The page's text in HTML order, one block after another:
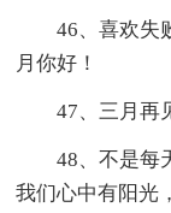
46、喜欢失败
月你好！
47、三月再见
48、不是每天
我们心中有阳光